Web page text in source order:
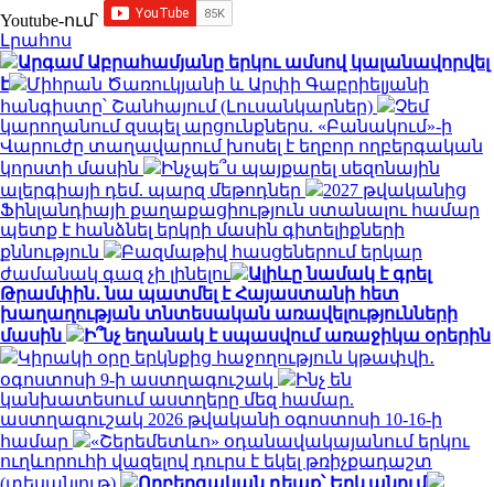
Youtube-ում`
Լրահոս
Արգամ Աբրահամյանը երկու ամսով կալանավորվել
է
Միհրան Ծառուկյանի և Արփի Գաբրիելյանի
հանգիստը՝ Շանհայում (Լուսանկարներ)
Չեմ
կարողանում զսպել արցունքներս. «Բանակում»-ի
Վարուժը տաղավարում խոսել է եղբոր ողբերգական
կորստի մասին
Ինչպե՞ս պայքարել սեզոնային
ալերգիայի դեմ. պարզ մեթոդներ
2027 թվականից
Ֆինլանդիայի քաղաքացիություն ստանալու համար
պետք է հանձնել երկրի մասին գիտելիքների
քննություն
Բազմաթիվ հասցեներում երկար
ժամանակ գազ չի լինելու
Ալիևը նամակ է գրել
Թրամփին․ նա պատմել է Հայաստանի հետ
խաղաղության տնտեսական առավելությունների
մասին
Ի՞նչ եղանակ է սպասվում առաջիկա օրերին
Կիրակի օրը երկնքից հաջողություն կթափվի․
օգոստոսի 9-ի աստղագուշակ
Ինչ են
կանխատեսում աստղերը մեզ համար.
աստղագուշակ 2026 թվականի օգոստոսի 10-16-ի
համար
«Շերեմետևո» օդանավակայանում երկու
ուղևորուհի վազելով դուրս է եկել թռիչքադաշտ
(տեսանյութ)
Ողբերգական դեպք՝ Երևանում